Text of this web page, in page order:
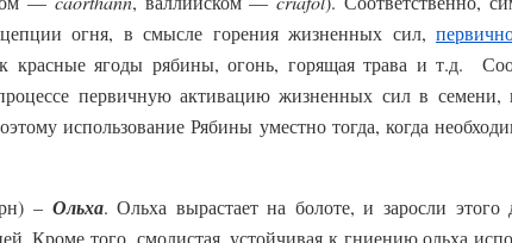
огня, в смысле горения жизненных сил,
красные ягоды рябины, огонь, горящая трава и т.д.
процессе первичную активацию жизненных сил в
использование Рябины уместно тогда, когда
– Ольха. Ольха вырастает на болоте, и заросли этого